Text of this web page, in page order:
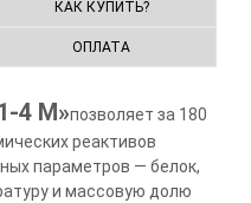
КАК КУПИТЬ?
ОПЛАТА
4 М»позволяет за 180
реактивов
параметров — белок,
и массовую долю